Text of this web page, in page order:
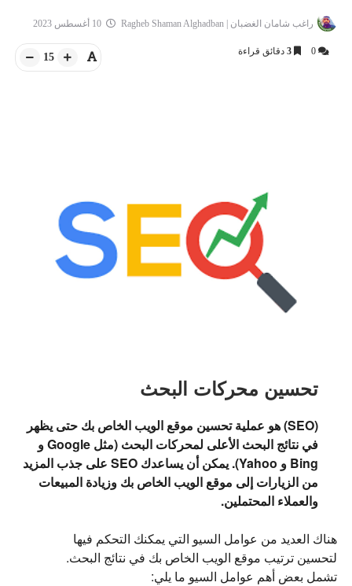
راغب شامان الغضبان | Ragheb Shaman Alghadban
0
3 دقائق قراءة 15
تحسين محركات البحث
(SEO) هو عملية تحسين موقع الويب الخاص بك حتى يظهر
في نتائج البحث الأعلى لمحركات البحث (مثل Google و
Bing و Yahoo). يمكن أن يساعدك SEO على جذب المزيد
من الزيارات إلى موقع الويب الخاص بك وزيادة المبيعات
والعملاء المحتملين.
هناك العديد من عوامل السيو التي يمكنك التحكم فيها
لتحسين ترتيب موقع الويب الخاص بك في نتائج البحث.
تشمل بعض أهم عوامل السيو ما يلي: